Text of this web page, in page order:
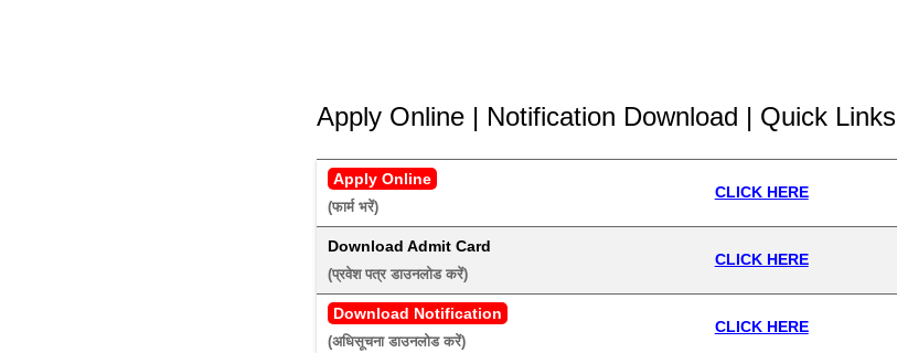
Apply Online | Notification Download | Quick Links
Apply Online
(फार्म भरें)
CLICK HERE
Download Admit Card
(प्रवेश पत्र डाउनलोड करें)
CLICK HERE
Download Notification
(अधिसूचना डाउनलोड करें)
CLICK HERE